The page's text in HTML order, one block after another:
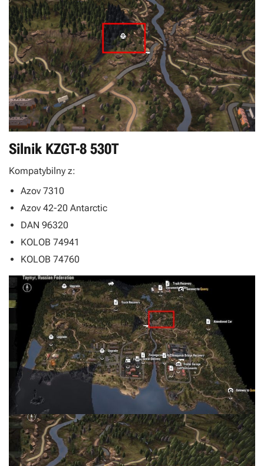
Silnik KZGT-8 530T
Kompatybilny z:
Azov 7310
Azov 42-20 Antarctic
DAN 96320
KOLOB 74941
KOLOB 74760